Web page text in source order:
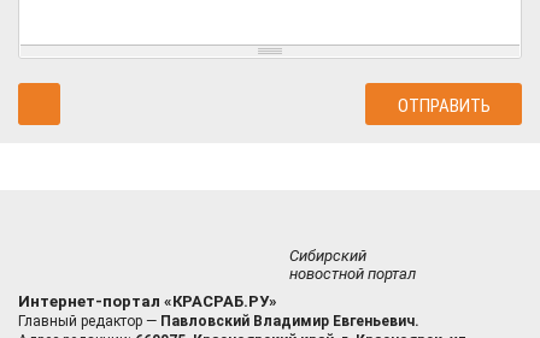
Сибирский
новостной портал
Интернет-портал «КРАСРАБ.РУ»
Главный редактор — Павловский Владимир Евгеньевич.